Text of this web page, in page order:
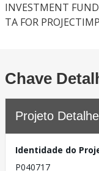
INVESTMENT
TA FOR
Chave
Projeto
Identidade do
P040717